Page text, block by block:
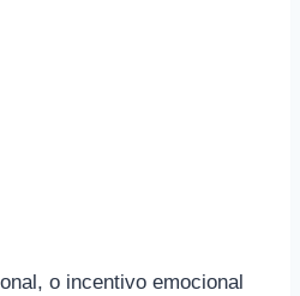
o incentivo emocional